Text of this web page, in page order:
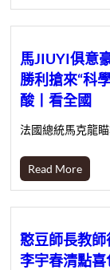
馬JIUYI俱意
勝利搶來“科
酸丨看全國
法國總統馬克龍
Read More
憨豆師長教
李宇春清點